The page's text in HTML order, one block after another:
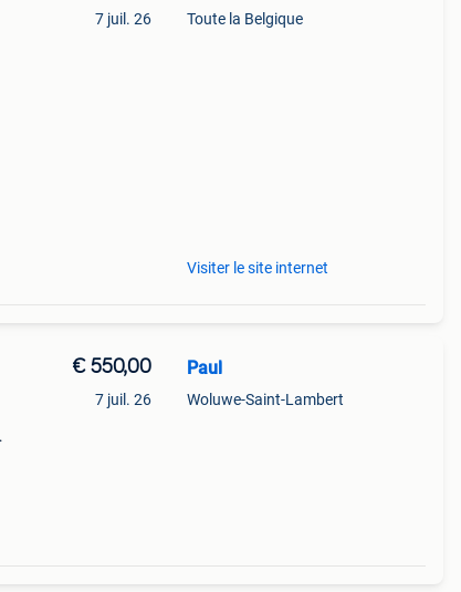
7 juil. 26 Toute la Belgique
Visiter le site internet
€ 550,00
7 juil. 26
Paul
Woluwe-Saint-Lambert